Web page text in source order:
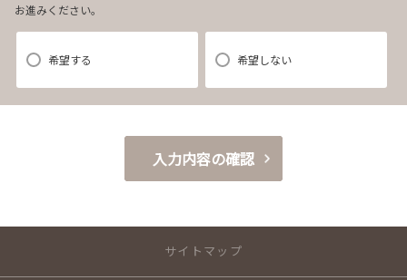
【3．推奨環境について】
1.当社の推奨するインターネット環境にてお申込みをお願いします。推奨
それに伴う連絡の不徹底については責任を負いかねますので、あらかじ
いただく場合がございます。
【4．規約について】
お進みください。
希望する 希望しない
入力内容の確認
サイトマップ